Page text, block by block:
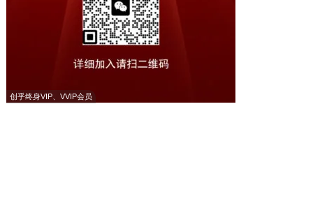
创乎终身VIP、VVIP会员